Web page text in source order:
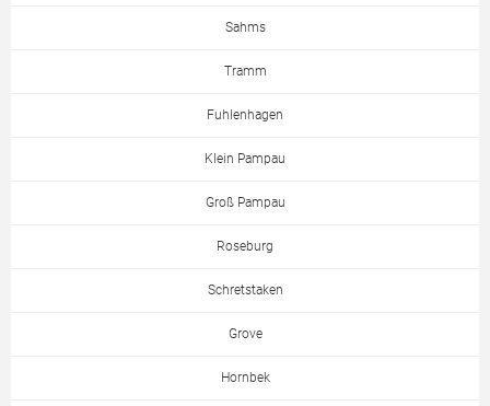
Sahms
Tramm
Fuhlenhagen
Klein Pampau
Groß Pampau
Roseburg
Schretstaken
Grove
Hornbek